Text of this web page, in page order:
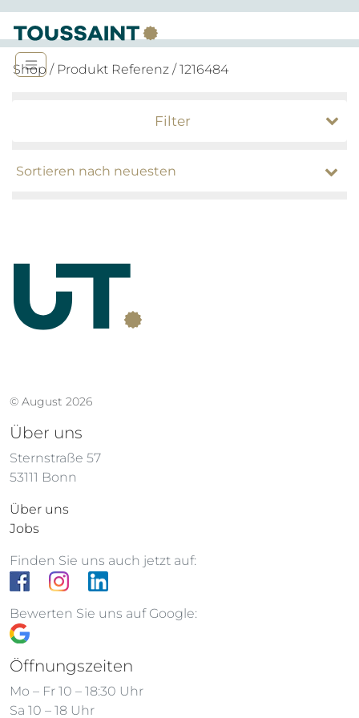
Shop / Produkt Referenz / 1216484
Filter
© August 2026
Über uns
Sternstraße 57
53111 Bonn
Über uns
Jobs
Finden Sie uns auch jetzt auf:
Bewerten Sie uns auf Google:
Öffnungszeiten
Mo – Fr 10 – 18:30 Uhr
Sa 10 – 18 Uhr